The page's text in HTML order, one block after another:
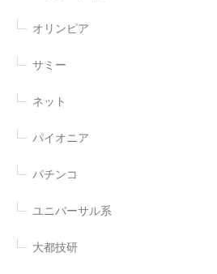
オリンピア
サミー
ネット
パイオニア
パチンコ
ユニバーサル系
大都技研